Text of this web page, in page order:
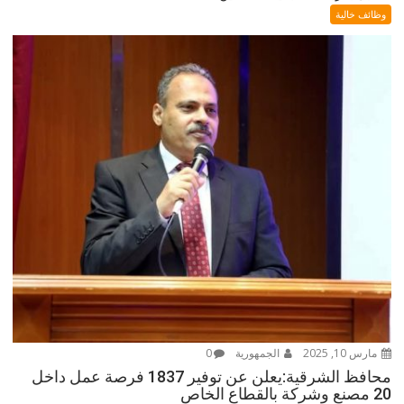
وظائف خالية
مارس 10, 2025 الجمهورية 0
محافظ الشرقية:يعلن عن توفير 1837 فرصة عمل داخل
20 مصنع وشركة بالقطاع الخاص